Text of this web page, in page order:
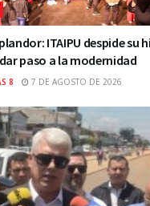
ITAIPU despide su
paso a la modernidad
8 7 DE AGOSTO DE 2026